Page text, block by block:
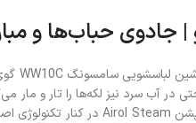
حباب‌ها و